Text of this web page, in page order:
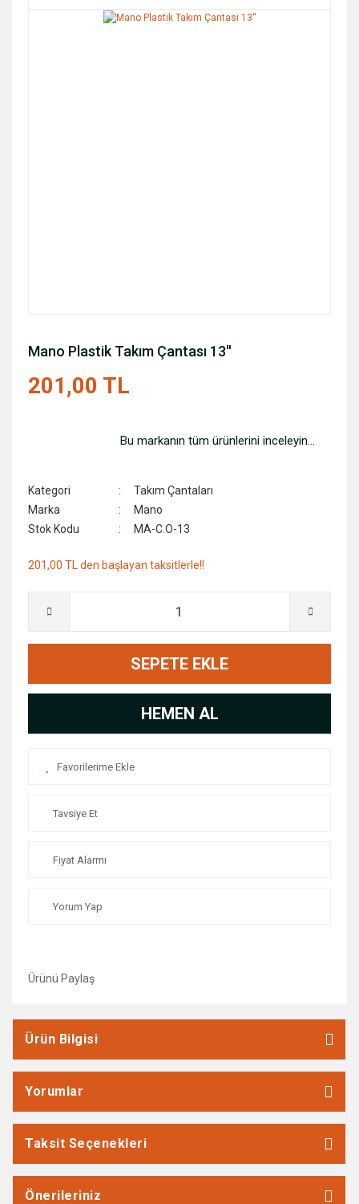
Mano Plastik Takım Çantası 13''
201,00 TL
Bu markanın tüm ürünlerini inceleyin...
Kategori
Takım Çantaları
Marka
Mano
Stok Kodu
MA-C.O-13
201,00 TL den başlayan taksitlerle!!
SEPETE EKLE
HEMEN AL
Tavsiye Et
Fiyat Alarmı
Yorum Yap
Ürünü Paylaş
Ürün Bilgisi
Yorumlar
Taksit Seçenekleri
Önerileriniz